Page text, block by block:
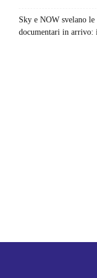
Sky e NOW svelano
documentari in arrivo: